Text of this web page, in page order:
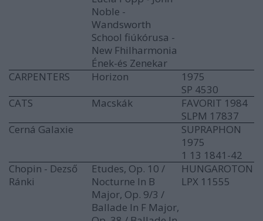
Noble -
Wandsworth
School fiúkórusa -
New Fhilharmonia
Ének-és Zenekar
CARPENTERS Horizon
1975
SP 4530
CATS
Macskák
FAVORIT 1984
SLPM 17837
Cerná Galaxie
SUPRAPHON
1975
1 13 1841-42
Chopin - Dezső
Ránki
Etudes, Op. 10 /
Nocturne In B
Major, Op. 9/3 /
Ballade In F Major,
HUNGAROTON
LPX 11555